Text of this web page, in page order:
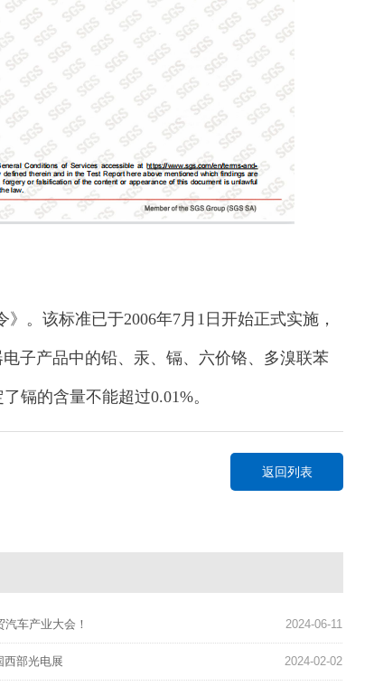
。该标准已于2006年7月1日开始正式实施，
子产品中的铅、汞、镉、六价铬、多溴联苯
镉的含量不能超过0.01%。
返回列表
2024-06-11
车产业大会！
2024-02-02
西部光电展